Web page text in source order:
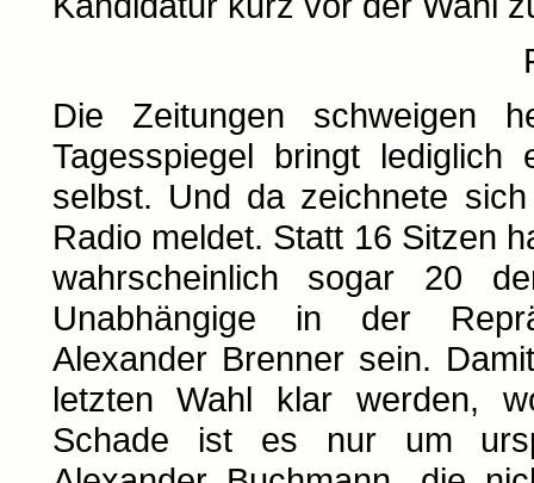
Die Zeitungen schweigen
Tagesspiegel bringt
selbst. Und da zeichnete
Radio meldet. Statt 16 Sitzen
wahrscheinlich sogar 20
Unabhängige in der
Alexander Brenner sein.
letzten Wahl klar werden,
Schade ist es nur um